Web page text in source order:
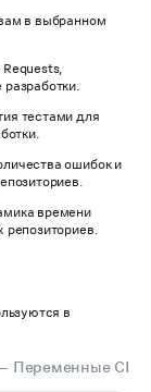
в выбранном
тестами для
ошибок и
времени
репозиториев.
в
Переменные CI